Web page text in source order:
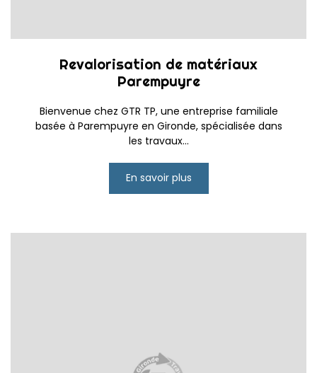
Revalorisation de matériaux
Parempuyre
Bienvenue chez GTR TP, une entreprise familiale
basée à Parempuyre en Gironde, spécialisée dans
les travaux...
En savoir plus